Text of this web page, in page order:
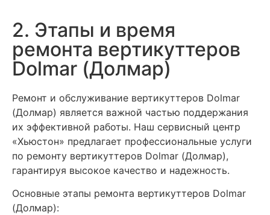
2. Этапы и время
ремонта вертикуттеров
Dolmar (Долмар)
Ремонт и обслуживание вертикуттеров Dolmar
(Долмар) является важной частью поддержания
их эффективной работы. Наш сервисный центр
«Хьюстон» предлагает профессиональные услуги
по ремонту вертикуттеров Dolmar (Долмар),
гарантируя высокое качество и надежность.
Основные этапы ремонта вертикуттеров Dolmar
(Долмар):